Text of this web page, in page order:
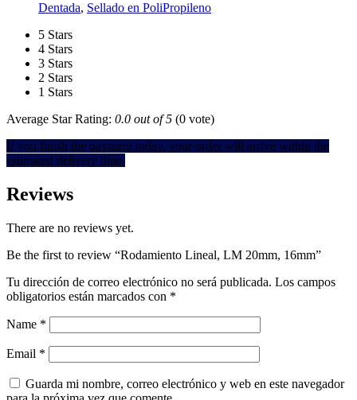
Dentada, Sellado en PoliPropileno
5 Stars
4 Stars
3 Stars
2 Stars
1 Stars
Average Star Rating: 0.0 out of 5 (0 vote)
If you finish the payment today, your order will arrive within the
estimated delivery time.
Reviews
There are no reviews yet.
Be the first to review “Rodamiento Lineal, LM 20mm, 16mm”
Tu dirección de correo electrónico no será publicada. Los campos
obligatorios están marcados con *
Name *
Email *
Guarda mi nombre, correo electrónico y web en este navegador